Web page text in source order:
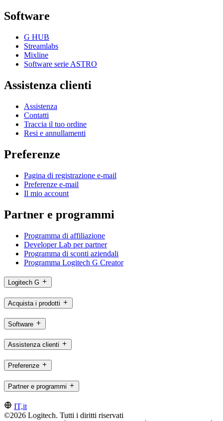
Software
G HUB
Streamlabs
Mixline
Software serie ASTRO
Assistenza clienti
Assistenza
Contatti
Traccia il tuo ordine
Resi e annullamenti
Preferenze
Pagina di registrazione e-mail
Preferenze e-mail
Il mio account
Partner e programmi
Programma di affiliazione
Developer Lab per partner
Programma di sconti aziendali
Programma Logitech G Creator
Logitech G
Acquista i prodotti
Software
Assistenza clienti
Preferenze
Partner e programmi
IT,it
©2026 Logitech. Tutti i diritti riservati